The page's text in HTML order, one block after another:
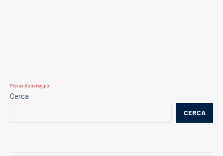
Meteo Abbateggio
Cerca
CERCA